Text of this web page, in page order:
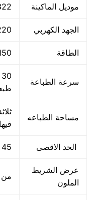
موديل الماكينة 322 ماركة
الجهد الكهربي 220
الطاقة 150
سرعة الطباعة
مساحة الطباعه
الحد الاقصى 45 حرف
عرض الشريط
الملون
من 2.5 سم حتي 3.5 سم